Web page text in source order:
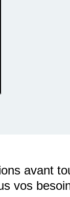
avant
vos